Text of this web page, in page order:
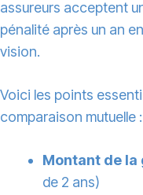
assureurs acceptent
pénalité après un an
vision.
Voici les points
comparaison mutuelle :
Montant de
de 2 ans)